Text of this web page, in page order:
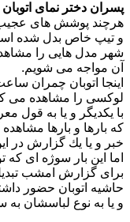
پسران دختر نمای
هرچند پوشش های عجیب
و تیپ خاص بدل شده
شهر مدل هایی را
آن مواجه می شویم.
لوكسی را مشاهده می
با یكدیگر و یا به قول
كه بارها و بارها
خبر و یا یك گزارش در
اما این بار سوژه ای
برای گزارش امشب
حاشیه اتوبان حضور
و یا به نوع لباسشان به